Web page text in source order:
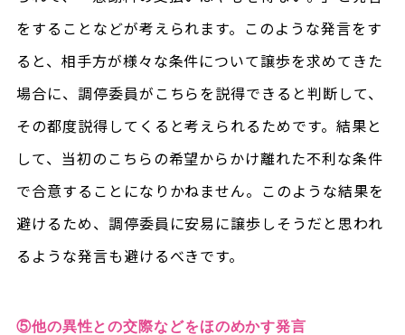
をすることなどが考えられます。このような発言をす
ると、相手方が様々な条件について譲歩を求めてきた
場合に、調停委員がこちらを説得できると判断して、
その都度説得してくると考えられるためです。結果と
して、当初のこちらの希望からかけ離れた不利な条件
で合意することになりかねません。このような結果を
避けるため、調停委員に安易に譲歩しそうだと思われ
るような発言も避けるべきです。
⑤他の異性との交際などをほのめかす発言